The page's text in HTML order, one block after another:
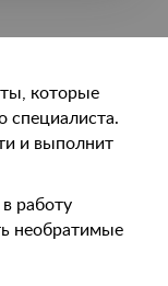
которые
специалиста.
и выполнит
работу
необратимые